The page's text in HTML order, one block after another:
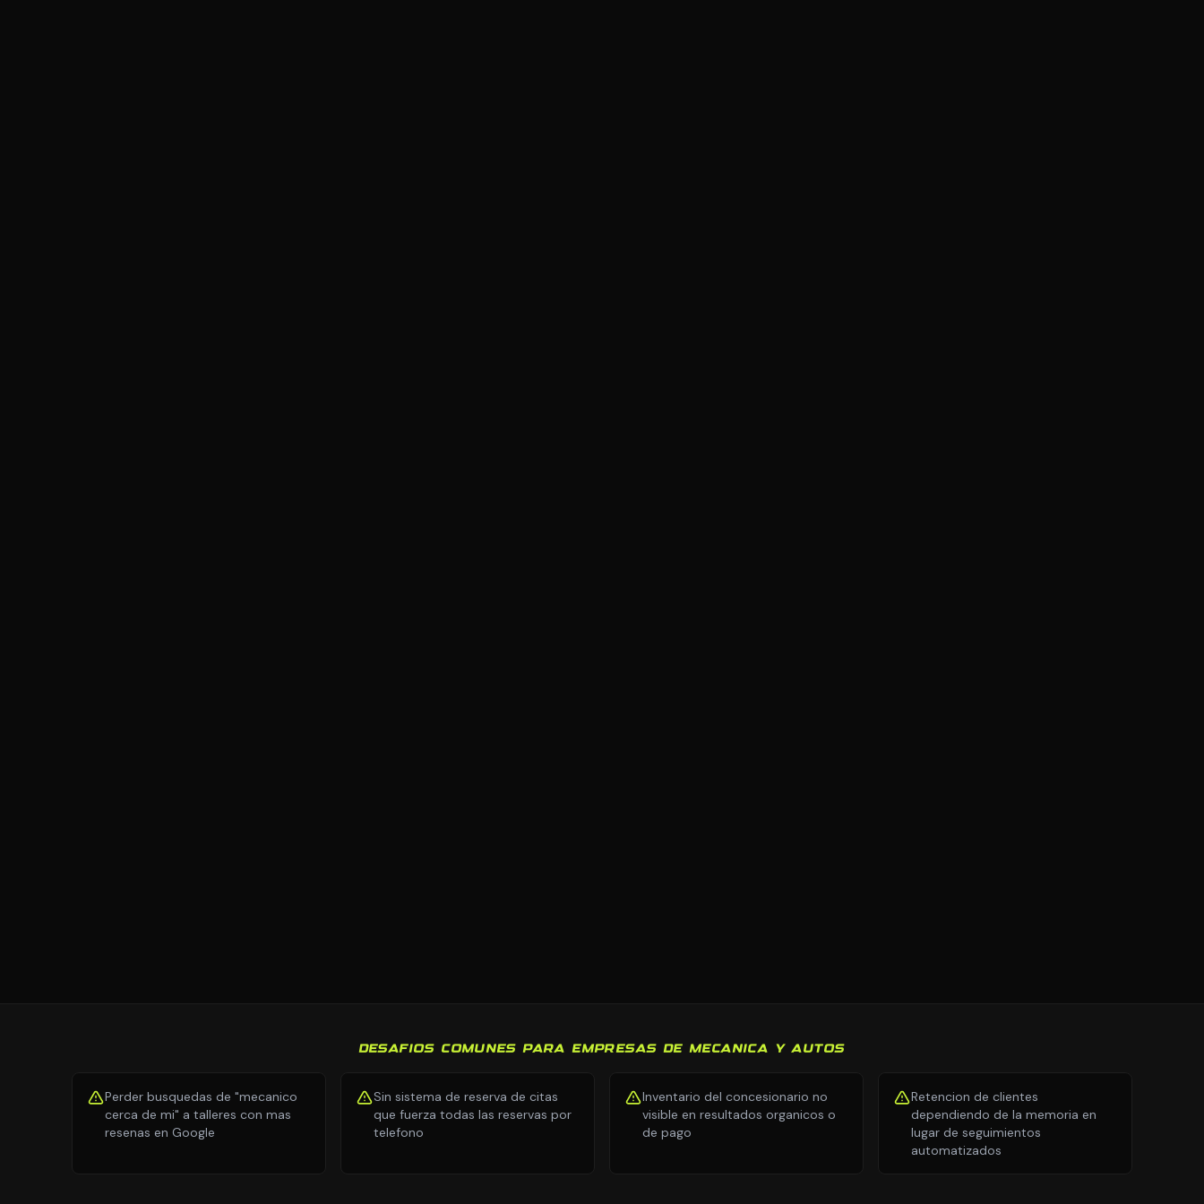
DESAFIOS COMUNES PARA EMPRESAS DE MECANICA Y AUTOS
Perder busquedas de "mecanico
cerca de mi" a talleres con mas
resenas en Google
Sin sistema de reserva de citas
que fuerza todas las reservas por
telefono
Inventario del concesionario no
visible en resultados organicos o
de pago
Retencion de clientes
dependiendo de la memoria en
lugar de seguimientos
automatizados